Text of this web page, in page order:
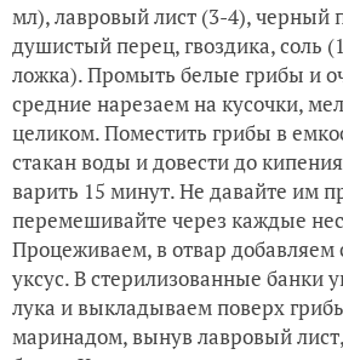
мл), лавровый лист (3-4), черный
душистый перец, гвоздика, соль
ложка). Промыть белые грибы и
средние нарезаем на кусочки,
целиком. Поместить грибы в
стакан воды и довести до
варить 15 минут. Не давайте им
перемешивайте через каждые
Процеживаем, в отвар добавляем
уксус. В стерилизованные банки
лука и выкладываем поверх
маринадом, вынув лавровый